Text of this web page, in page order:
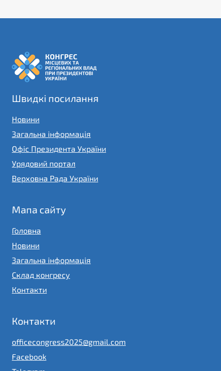
Швидкі посилання
Новини
Загальна інформація
Офіс Президента України
Урядовий портал
Верховна Рада України
Мапа сайту
Головна
Новини
Загальна інформація
Склад конгресу
Контакти
Контакти
officecongress2025@gmail.com
Facebook